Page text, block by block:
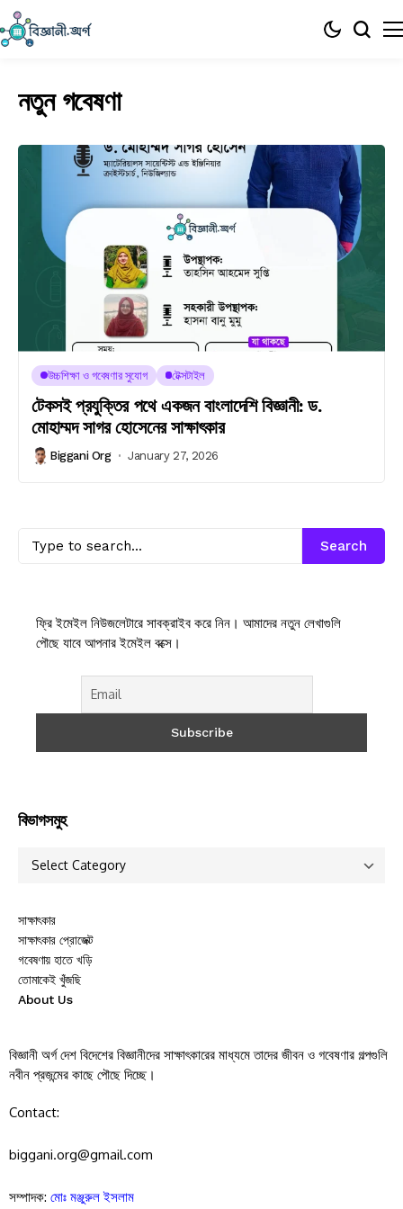
নতুন গবেষণা
উচ্চশিক্ষা ও গবেষণার সুযোগ টেক্সটাইল
টেকসই প্রযুক্তির পথে একজন বাংলাদেশি বিজ্ঞানী: ড.
মোহাম্মদ সাগর হোসেনের সাক্ষাৎকার
Biggani Org January 27, 2026
Search
ফ্রি ইমেইল নিউজলেটারে সাবক্রাইব করে নিন। আমাদের নতুন লেখাগুলি
পৌছে যাবে আপনার ইমেইল বক্সে।
বিভাগসমুহ
সাক্ষাৎকার
সাক্ষাৎকার প্রোজেক্ট
গবেষণায় হাতে খড়ি
তোমাকেই খুঁজছি
About Us
বিজ্ঞানী অর্গ দেশ বিদেশের বিজ্ঞানীদের সাক্ষাৎকারের মাধ্যমে তাদের জীবন ও গবেষণার গল্পগুলি
নবীন প্রজন্মের কাছে পৌছে দিচ্ছে।
Contact:
biggani.org@gmail.com
সম্পাদক: মোঃ মঞ্জুরুল ইসলাম